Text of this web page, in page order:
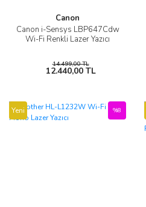
Canon
Canon i-Sensys LBP647Cdw
Wi-Fi Renkli Lazer Yazıcı
14.499,00 TL
12.440,00 TL
Yeni %8